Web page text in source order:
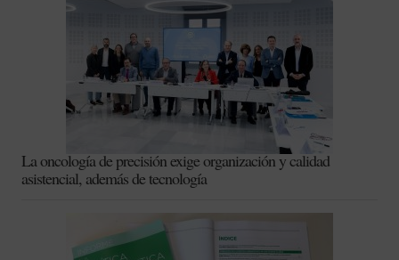
La oncología de precisión exige organización y calidad
asistencial, además de tecnología